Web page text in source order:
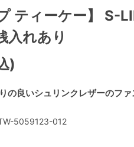
の良いシュリンクレザーのフ
ティーケー】 S-
入れあり
)
5059123-012